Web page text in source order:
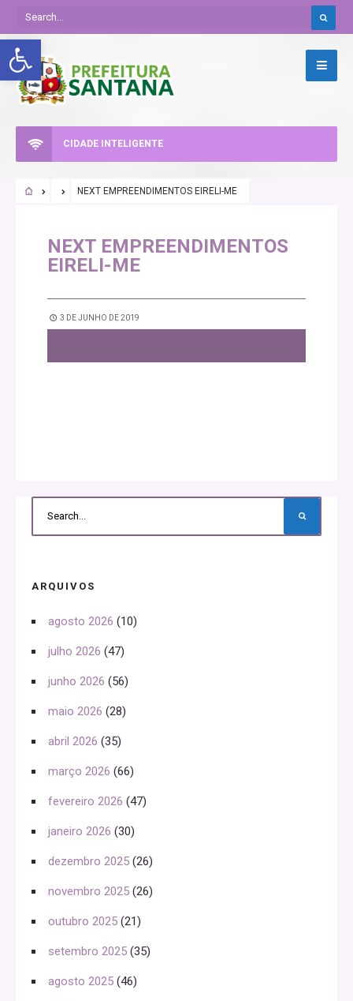
Abrir a barra de ferramentas
CIDADE INTELIGENTE
NEXT EMPREENDIMENTOS EIRELI-ME
NEXT EMPREENDIMENTOS
EIRELI-ME
3 DE JUNHO DE 2019
ARQUIVOS
agosto 2026 (10)
julho 2026 (47)
junho 2026 (56)
maio 2026 (28)
abril 2026 (35)
março 2026 (66)
fevereiro 2026 (47)
janeiro 2026 (30)
dezembro 2025 (26)
novembro 2025 (26)
outubro 2025 (21)
setembro 2025 (35)
agosto 2025 (46)